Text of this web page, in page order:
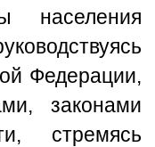
населения
Федерации,
законами
стремясь